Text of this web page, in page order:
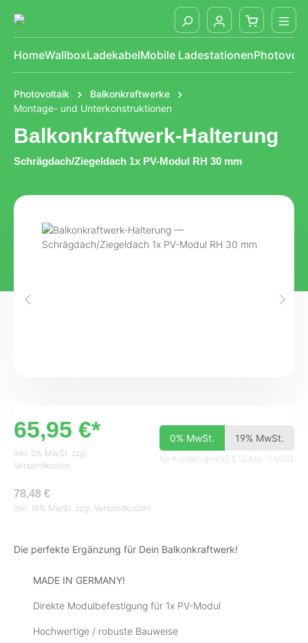
springen
HomeWallboxLadekabelMobile Ladestationen
Photovoltaik
Balkonkraftwerke
Montage- und Unterkonstruktionen
Balkonkraftwerk-Halterung
Schrägdach/Ziegeldach 1x PV-Modul RH 30 mm
Bildergalerie überspringen
65,95 €*
inkl. 0% MwSt. zzgl.
Versandkosten
0% MwSt. 19% MwSt.
für Kunden gemäß § 12 Abs. 3 UStG
78,48 €
inkl. 19% MwSt. zzgl. Versandkosten
Die perfekte Ergänzung für Dein Balkonkraftwerk!
MADE IN GERMANY!
Direkte Modulbefestigung für 1x PV-Modul
Hochwertige / robuste Bauweise